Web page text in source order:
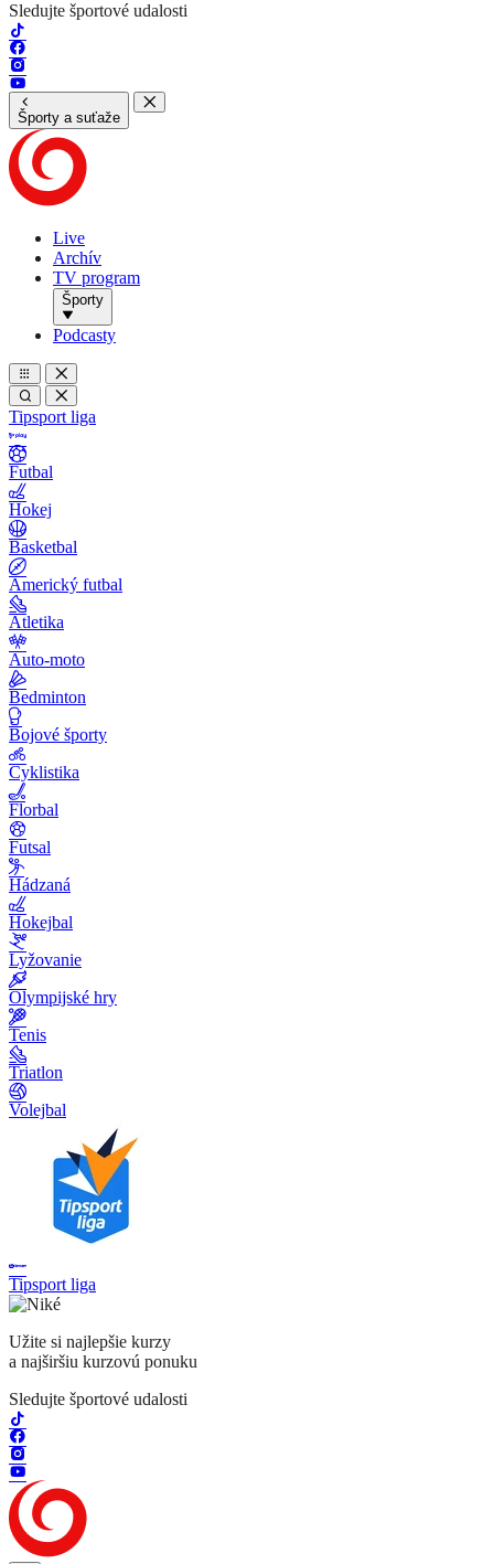
Sledujte športové udalosti
Športy a suťaže
Live
Archív
TV program
Športy
Podcasty
Tipsport liga
Futbal
Hokej
Basketbal
Americký futbal
Atletika
Auto-moto
Bedminton
Bojové športy
Cyklistika
Florbal
Futsal
Hádzaná
Hokejbal
Lyžovanie
Olympijské hry
Tenis
Triatlon
Volejbal
Tipsport liga
Užite si najlepšie kurzy
a najširšiu kurzovú ponuku
Sledujte športové udalosti